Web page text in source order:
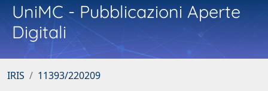
UniMC - Pubblicazioni Aperte
Digitali
IRIS 11393/220209